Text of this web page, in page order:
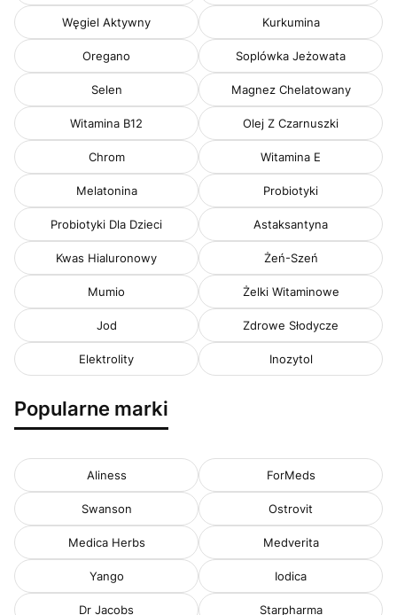
Węgiel Aktywny Kurkumina
Oregano Soplówka Jeżowata
Selen Magnez Chelatowany
Witamina B12 Olej Z Czarnuszki
Chrom Witamina E
Melatonina Probiotyki
Probiotyki Dla Dzieci Astaksantyna
Kwas Hialuronowy Żeń-Szeń
Mumio Żelki Witaminowe
Jod Zdrowe Słodycze
Elektrolity Inozytol
Popularne marki
Aliness ForMeds
Swanson Ostrovit
Medica Herbs Medverita
Yango Iodica
Dr Jacobs Starpharma